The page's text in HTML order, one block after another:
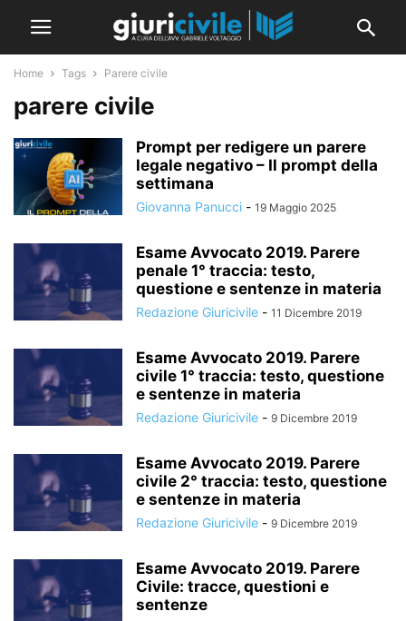
Home Tags Parere civile
parere civile
Prompt per redigere un parere
legale negativo – Il prompt della
settimana
Giovanna Panucci - 19 Maggio 2025
Esame Avvocato 2019. Parere
penale 1° traccia: testo,
questione e sentenze in materia
Redazione Giuricivile - 11 Dicembre 2019
Esame Avvocato 2019. Parere
civile 1° traccia: testo, questione
e sentenze in materia
Redazione Giuricivile - 9 Dicembre 2019
Esame Avvocato 2019. Parere
civile 2° traccia: testo, questione
e sentenze in materia
Redazione Giuricivile - 9 Dicembre 2019
Esame Avvocato 2019. Parere
Civile: tracce, questioni e
sentenze